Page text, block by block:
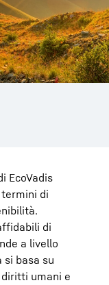
EcoVadis
di
di
a livello
si basa su
umani e